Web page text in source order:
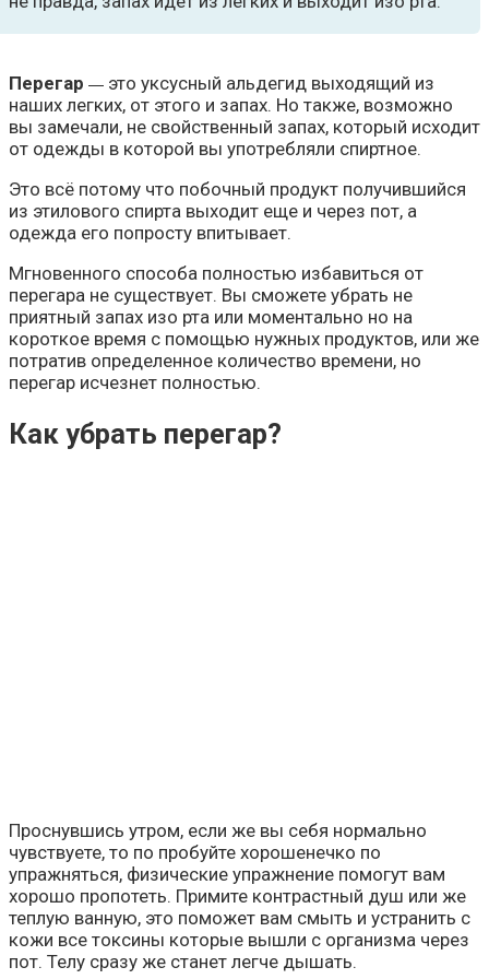
Перегар — это уксусный альдегид выходящий из
наших легких, от этого и запах. Но также, возможно
вы замечали, не свойственный запах, который исходит
от одежды в которой вы употребляли спиртное.
Это всё потому что побочный продукт получившийся
из этилового спирта выходит еще и через пот, а
одежда его попросту впитывает.
Мгновенного способа полностью избавиться от
перегара не существует. Вы сможете убрать не
приятный запах изо рта или моментально но на
короткое время с помощью нужных продуктов, или же
потратив определенное количество времени, но
перегар исчезнет полностью.
Как убрать перегар?
Проснувшись утром, если же вы себя нормально
чувствуете, то по пробуйте хорошенечко по
упражняться, физические упражнение помогут вам
хорошо пропотеть. Примите контрастный душ или же
теплую ванную, это поможет вам смыть и устранить с
кожи все токсины которые вышли с организма через
пот. Телу сразу же станет легче дышать.